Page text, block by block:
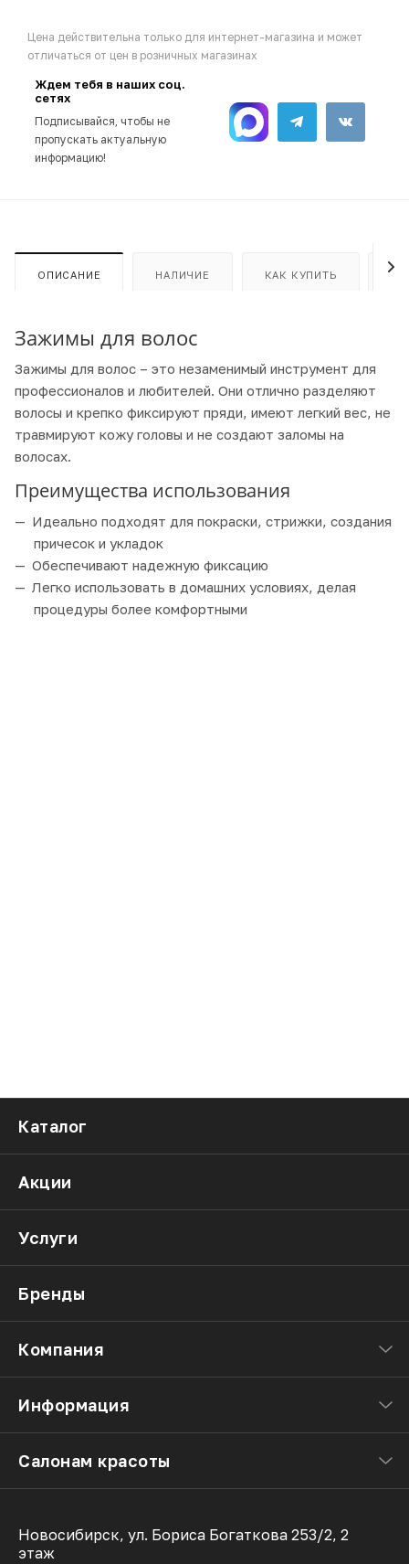
Цена действительна только для интернет-магазина и может
отличаться от цен в розничных магазинах
Ждем тебя в наших соц.
сетях
Подписывайся, чтобы не
пропускать актуальную
информацию!
ОПИСАНИЕ НАЛИЧИЕ КАК КУПИТЬ
Зажимы для волос
Зажимы для волос – это незаменимый инструмент для
профессионалов и любителей. Они отлично разделяют
волосы и крепко фиксируют пряди, имеют легкий вес, не
травмируют кожу головы и не создают заломы на
волосах.
Преимущества использования
Идеально подходят для покраски, стрижки, создания
причесок и укладок
Обеспечивают надежную фиксацию
Легко использовать в домашних условиях, делая
процедуры более комфортными
Каталог
Акции
Услуги
Бренды
Компания
Информация
Салонам красоты
Новосибирск, ул. Бориса Богаткова 253/2, 2
этаж